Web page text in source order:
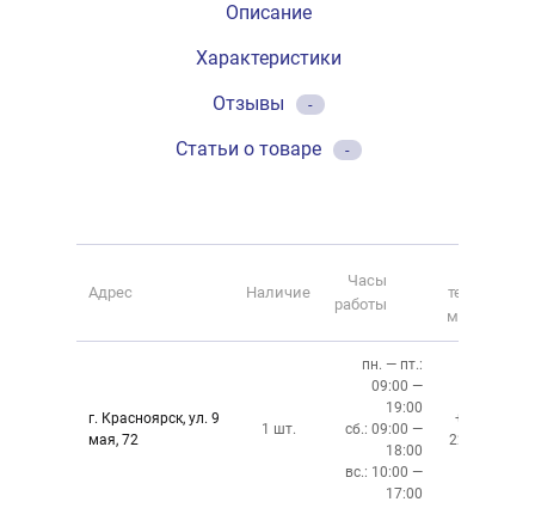
Описание
Характеристики
Отзывы
-
Статьи о товаре -
Адрес Наличие
Часы
работы
телефона
магазина
г. Красноярск, ул. 9
мая, 72
1 шт.
пн. — пт.:
09:00 —
19:00
сб.: 09:00 —
18:00
вс.: 10:00 —
17:00
+7 (391)
228-6-608